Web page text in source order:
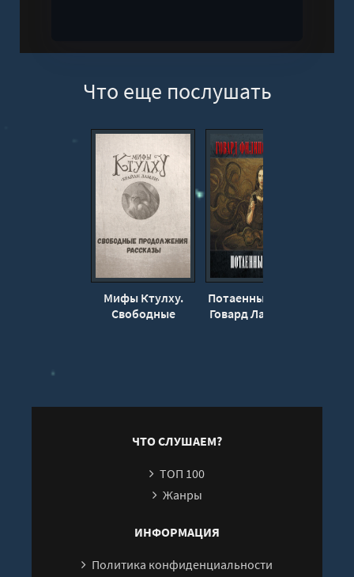
Что еще послушать
Мифы Ктулху.
Свободные
Потаенный ужас -
Говард Лавкрафт
ЧТО СЛУШАЕМ?
ТОП 100
Жанры
ИНФОРМАЦИЯ
Политика конфиденциальности